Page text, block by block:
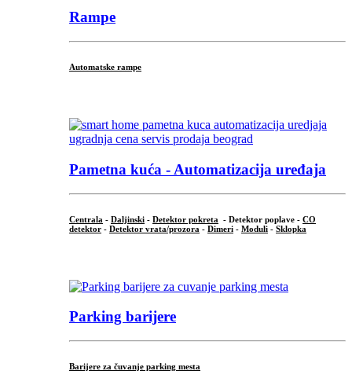
Rampe
Automatske rampe
Pametna kuća - Automatizacija uređaja
Centrala - Daljinski - Detektor pokreta - Detektor poplave - CO
detektor - Detektor vrata/prozora - Dimeri - Moduli - Sklopka
Parking barijere
Barijere za čuvanje parking mesta